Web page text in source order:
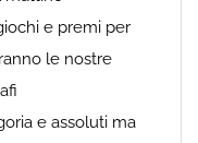
e premi per
le nostre
e assoluti ma